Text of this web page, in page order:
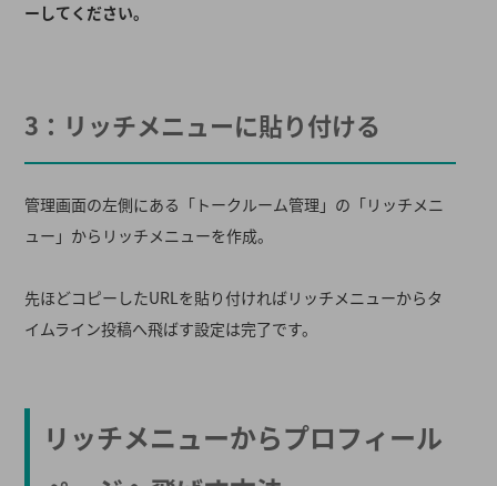
ーしてください。
3：リッチメニューに貼り付ける
管理画面の左側にある「トークルーム管理」の「リッチメニ
ュー」からリッチメニューを作成。
先ほどコピーしたURLを貼り付ければリッチメニューからタ
イムライン投稿へ飛ばす設定は完了です。
リッチメニューからプロフィール